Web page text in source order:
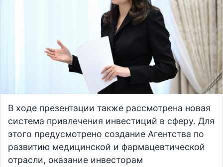
В ходе презентации также рассмотрена новая
система привлечения инвестиций в сферу. Для
этого предусмотрено создание Агентства по
развитию медицинской и фармацевтической
отрасли, оказание инвесторам